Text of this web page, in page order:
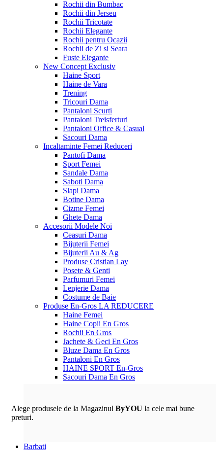
Rochii din Bumbac
Rochii din Jerseu
Rochii Tricotate
Rochii Elegante
Rochii pentru Ocazii
Rochii de Zi si Seara
Fuste Elegante
New Concept Exclusiv
Haine Sport
Haine de Vara
Trening
Tricouri Dama
Pantaloni Scurti
Pantaloni Treisferturi
Pantaloni Office & Casual
Sacouri Dama
Incaltaminte Femei Reduceri
Pantofi Dama
Sport Femei
Sandale Dama
Saboti Dama
Slapi Dama
Botine Dama
Cizme Femei
Ghete Dama
Accesorii Modele Noi
Ceasuri Dama
Bijuterii Femei
Bijuterii Au & Ag
Produse Cristian Lay
Posete & Genti
Parfumuri Femei
Lenjerie Dama
Costume de Baie
Produse En-Gros LA REDUCERE
Haine Femei
Haine Copii En Gros
Rochii En Gros
Jachete & Geci En Gros
Bluze Dama En Gros
Pantaloni En Gros
HAINE SPORT En-Gros
Sacouri Dama En Gros
Alege produsele de la Magazinul ByYOU la cele mai bune
preturi.
Barbati